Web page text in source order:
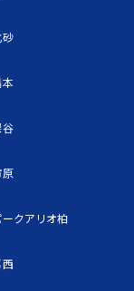
砂
谷
原
クアリオ柏